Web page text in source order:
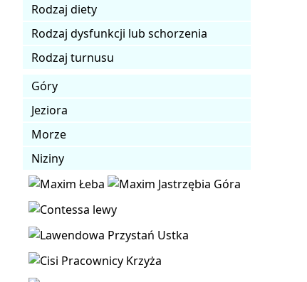
Rodzaj diety
Rodzaj dysfunkcji lub schorzenia
Rodzaj turnusu
Góry
Jeziora
Morze
Niziny